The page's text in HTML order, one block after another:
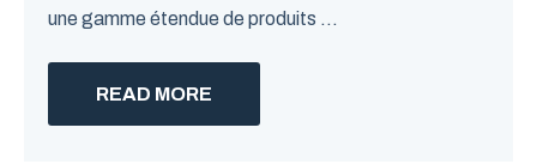
une gamme étendue de produits ...
READ MORE